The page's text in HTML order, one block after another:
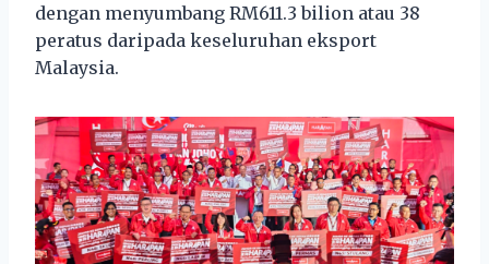
dengan menyumbang RM611.3 bilion atau 38
peratus daripada keseluruhan eksport
Malaysia.